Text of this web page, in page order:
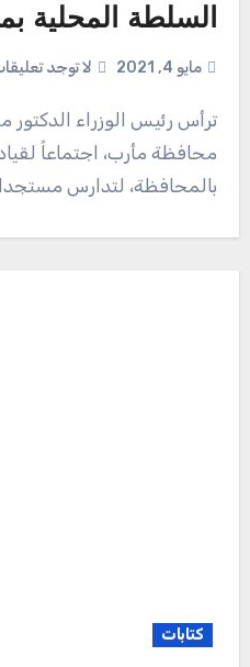
السلطة المحلية
مايو 4, 2021 لا توجد
ترأس رئيس الوزراء الدكتور معين عبد الملك، اليوم في
محافظة مأرب، اجتماعاً
بالمحافظة، لتدارس
كتابات